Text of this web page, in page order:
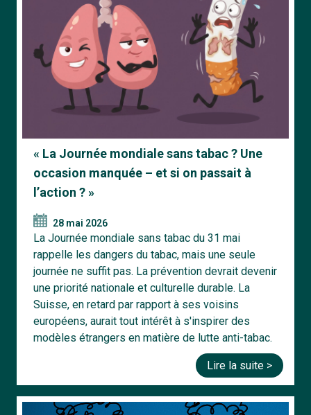
« La Journée mondiale sans tabac ? Une
occasion manquée – et si on passait à
l’action ? »
28 mai 2026
La Journée mondiale sans tabac du 31 mai
rappelle les dangers du tabac, mais une seule
journée ne suffit pas. La prévention devrait devenir
une priorité nationale et culturelle durable. La
Suisse, en retard par rapport à ses voisins
européens, aurait tout intérêt à s'inspirer des
modèles étrangers en matière de lutte anti-tabac.
Lire la suite >